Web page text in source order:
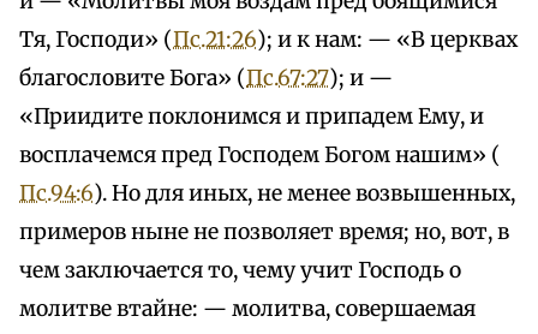
Тя, Господи» (Пс.21:26); и к нам: — «В церквах
благословите Бога» (Пс.67:27); и —
«Приидите поклонимся и припадем Ему, и
восплачемся пред Господем Богом нашим» (
Пс.94:6). Но для иных, не менее возвышенных,
примеров ныне не позволяет время; но, вот, в
чем заключается то, чему учит Господь о
молитве втайне: — молитва, совершаемая